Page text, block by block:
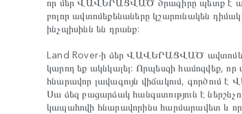
բոլոր ավտոմեքենաները կշարունակեն
ինչպիսինն են դրանք:
Land Rover-ի ձեր ՎԱՎԵՐԱՑՎԱԾ
կարող եք ակնկալել: Որպեսզի համոզվեք,
հնարավոր լավագույն վիճակում, գործում
Սա ձեզ բացարձակ հանգստություն է
կապահովի հնարավորինս հարմարավետ և